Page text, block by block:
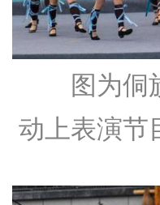
图为侗
动上表演节